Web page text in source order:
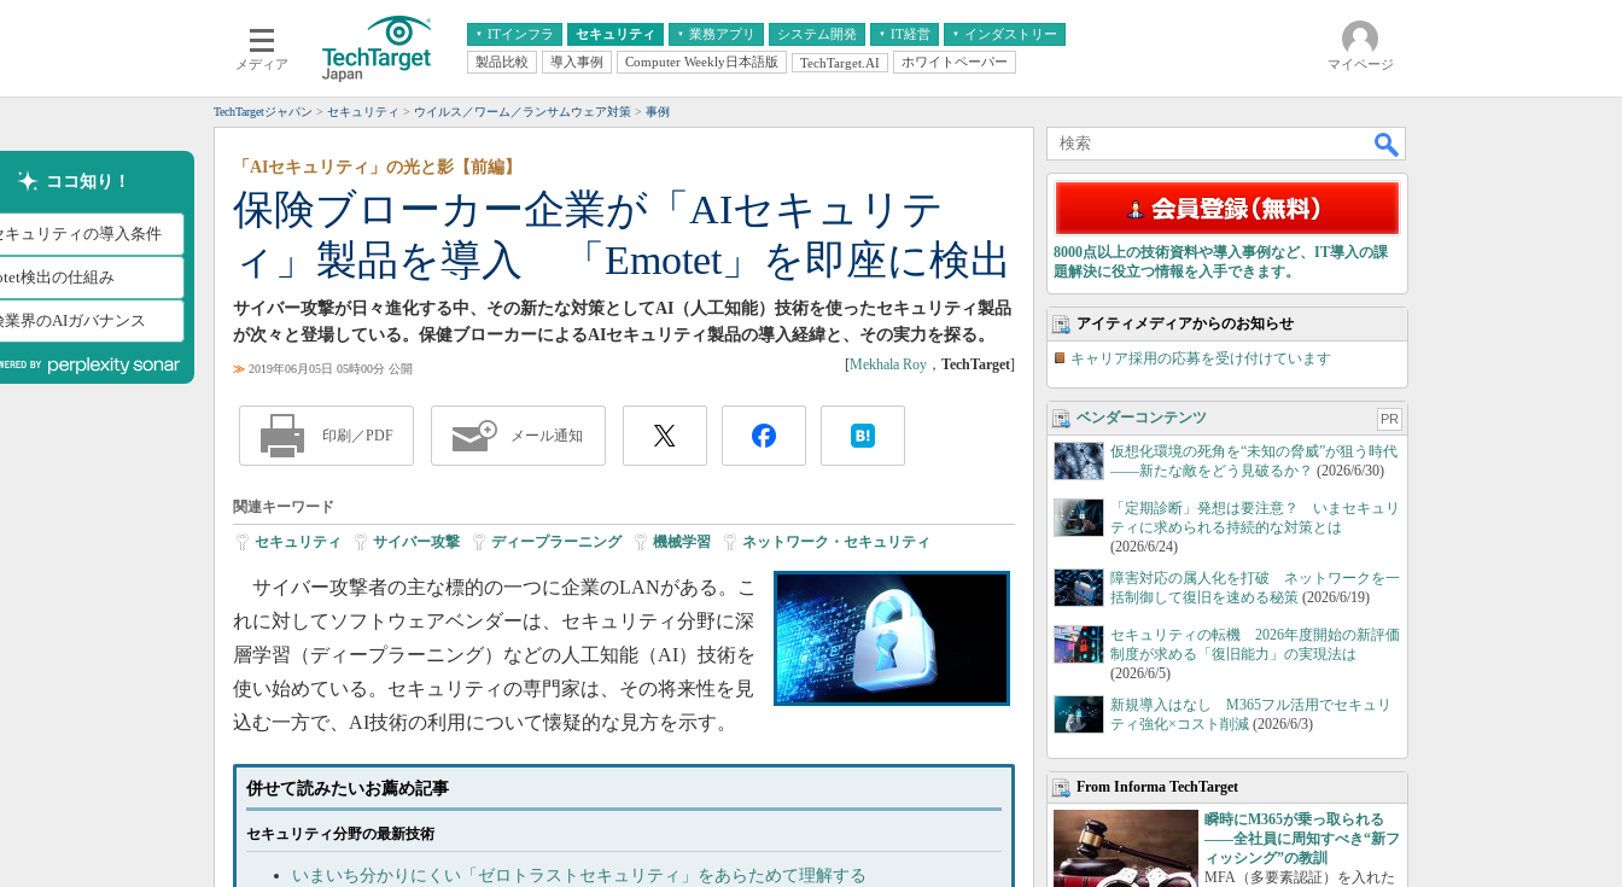
メディア
ITインフラ
クラウド
スマートモバイル
ネットワーク
システム運用管理
セキュリティ 業務アプリ
エンタープライズAI
ERP
CX
情報系システム
システム開発 IT経営
経営とIT
中堅・中小企業とIT
インダストリー
医療IT
製品比較 導入事例 Computer Weekly日本語版 TechTarget.AI ホワイトペーパー マイページ
TechTargetジャパン セキュリティ ウイルス／ワーム／ランサムウェア対策 事例
ココ知り！
キュリティの導入条件
検出の仕組み
業界のAIガバナンス
保険ブローカー企業が「AIセキュリテ
ィ」製品を導入 「Emotet」を即座に検出
「AIセキュリティ」の光と影【前編】
サイバー攻撃が日々進化する中、その新たな対策としてAI（人工知能）技術を使ったセキュリティ製品
が次々と登場している。保健ブローカーによるAIセキュリティ製品の導入経緯と、その実力を探る。
≫ 2019年06月05日 05時00分 公開 [Mekhala Roy ， TechTarget]
印刷／PDF メール通知
関連キーワード
セキュリティ サイバー攻撃 ディープラーニング| 機械学習 ネットワーク・セキュリティ
サイバー攻撃者の主な標的の一つに企業のLANがある。こ
れに対してソフトウェアベンダーは、セキュリティ分野に深
層学習（ディープラーニング）などの人工知能（AI）技術を
使い始めている。セキュリティの専門家は、その将来性を見
込む一方で、AI技術の利用について懐疑的な見方を示す。
併せて読みたいお薦め記事
セキュリティ分野の最新技術
いまいち分かりにくい「ゼロトラストセキュリティ」をあらためて理解する
8000点以上の技術資料や導入事例など、IT導入の課
題解決に役立つ情報を入手できます。
アイティメディアからのお知らせ
キャリア採用の応募を受け付けています
ベンダーコンテンツ PR
仮想化環境の死角を“未知の脅威”が狙う時代
――新たな敵をどう見破るか？ (2026/6/30)
「定期診断」発想は要注意？ いまセキュリ
ティに求められる持続的な対策とは
(2026/6/24)
障害対応の属人化を打破 ネットワークを一
括制御して復旧を速める秘策 (2026/6/19)
セキュリティの転機 2026年度開始の新評価
制度が求める「復旧能力」の実現法は
(2026/6/5)
新規導入はなし M365フル活用でセキュリ
ティ強化×コスト削減 (2026/6/3)
From Informa TechTarget
瞬時にM365が乗っ取られる
――全社員に周知すべき“新フ
ィッシング”の教訓
MFA（多要素認証）を入れた